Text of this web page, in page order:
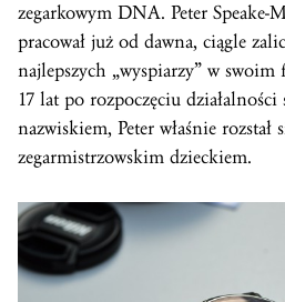
zegarkowym DNA. Peter
pracował już od dawna, ciągle
najlepszych „wyspiarzy” w
17 lat po rozpoczęciu działalności
nazwiskiem, Peter właśnie rozstał
zegarmistrzowskim dzieckiem.